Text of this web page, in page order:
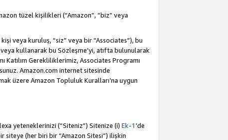
tüzel kişilikleri (“Amazon”, “biz” veya
veya kuruluş, “siz” veya bir “Associates”), bu
kullanarak bu Sözleşme’yi, atıfta bulunularak
Katılım Gerekliliklerimiz, Associates Programı
Amazon.com internet sitesinde
üzere Amazon Topluluk Kuralları’na uygun
yeteneklerinizi (“Siteniz”) Sitenize (i) Ek-1’de
siteye (her biri bir “Amazon Sitesi”) ilişkin